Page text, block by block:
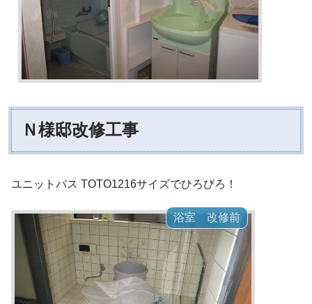
Ｎ様邸改修工事
ユニットバス TOTO1216サイズでひろびろ！
浴室 改修前